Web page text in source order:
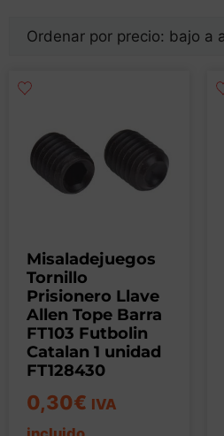
Misaladejuegos
Tornillo
Prisionero Llave
Allen Tope Barra
FT103 Futbolin
Catalan 1 unidad
FT128430
0,30€ IVA